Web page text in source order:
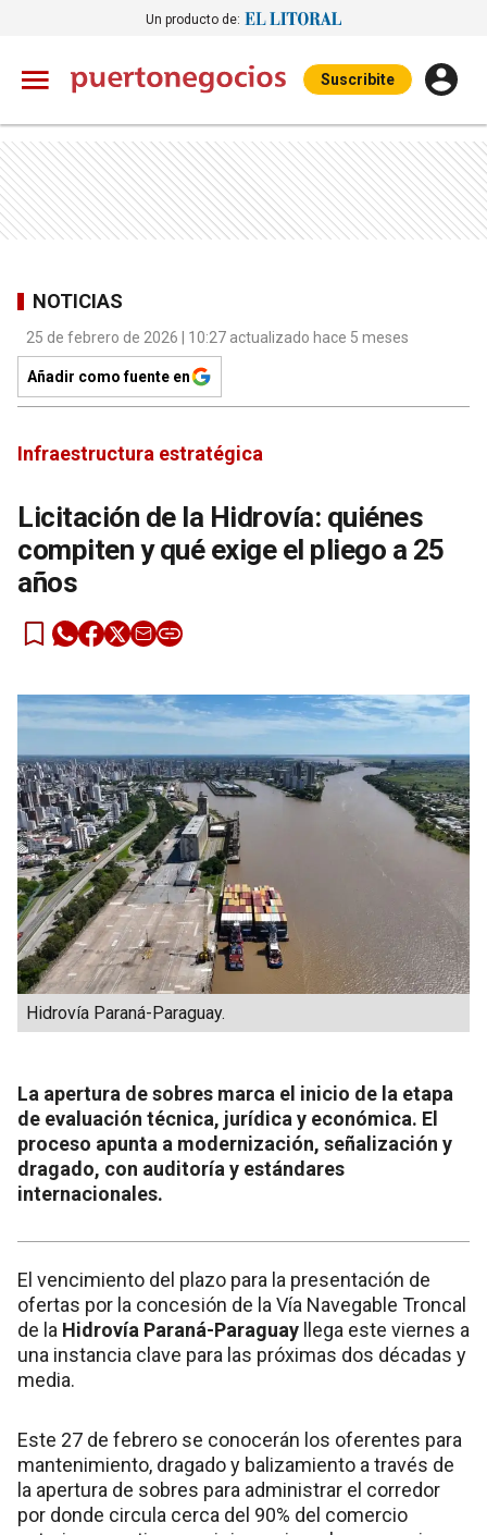
Un producto de:
Suscribite
NOTICIAS
25 de febrero de 2026 | 10:27 actualizado hace 5 meses
Añadir como fuente en
Infraestructura estratégica
Licitación de la Hidrovía: quiénes
compiten y qué exige el pliego a 25
años
Hidrovía Paraná-Paraguay.
La apertura de sobres marca el inicio de la etapa
de evaluación técnica, jurídica y económica. El
proceso apunta a modernización, señalización y
dragado, con auditoría y estándares
internacionales.
El vencimiento del plazo para la presentación de
ofertas por la concesión de la Vía Navegable Troncal
de la Hidrovía Paraná-Paraguay llega este viernes a
una instancia clave para las próximas dos décadas y
media.
Este 27 de febrero se conocerán los oferentes para
mantenimiento, dragado y balizamiento a través de
la apertura de sobres para administrar el corredor
por donde circula cerca del 90% del comercio